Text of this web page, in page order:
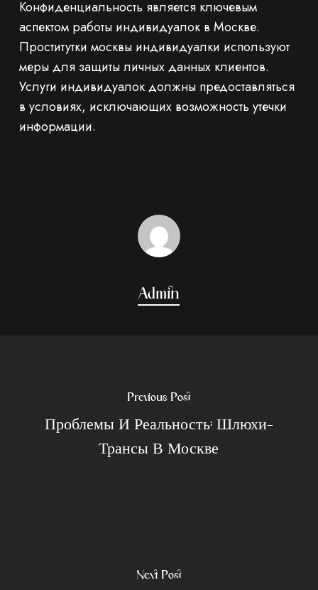
Конфиденциальность является ключевым
аспектом работы индивидуалок в Москве.
Проститутки москвы индивидуалки используют
меры для защиты личных данных клиентов.
Услуги индивидуалок должны предоставляться
в условиях, исключающих возможность утечки
информации.
Admin
Previous Post
Проблемы И Реальность: Шлюхи-
Трансы В Москве
Next Post